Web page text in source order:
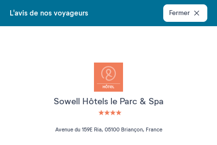
L'avis de nos voyageurs Fermer
Sowell Hôtels le Parc & Spa
Avenue du 159E Ria, 05100 Briançon, France